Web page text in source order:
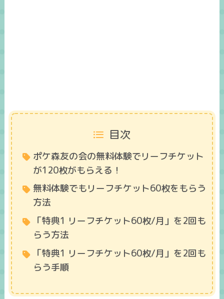
目次
ポケ森友の会の無料体験でリーフチケット
が120枚がもらえる！
無料体験でもリーフチケット60枚をもらう
方法
「特典1 リーフチケット60枚/月」を2回も
らう方法
「特典1 リーフチケット60枚/月」を2回も
らう手順